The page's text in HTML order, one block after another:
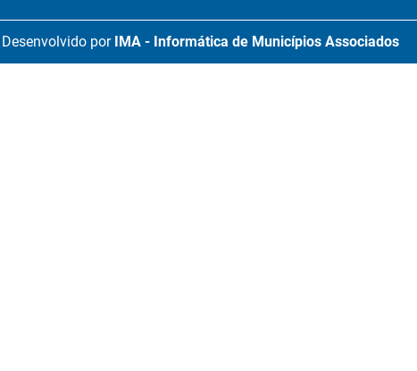
Desenvolvido por IMA - Informática de Municípios Associados